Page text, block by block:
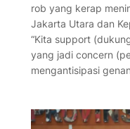
rob yang kerap
Jakarta Utara dan
“Kita support
yang jadi concern
mengantisipasi